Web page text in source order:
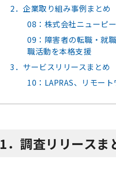
2．企業取り組み事例まとめ
08：株式会社ニューピ
09：障害者の転職・就
職活動を本格支援
3．サービスリリースまとめ
10：LAPRAS、リモー
1．調査リリースま